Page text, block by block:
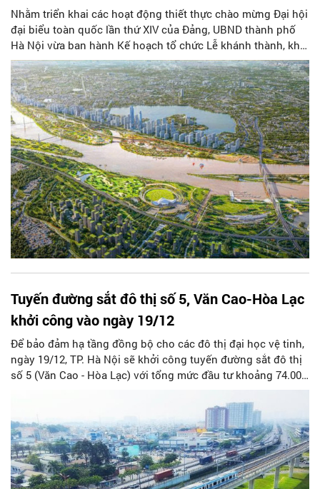
Nhằm triển khai các hoạt động thiết thực chào mừng Đại hội
đại biểu toàn quốc lần thứ XIV của Đảng, UBND thành phố
Hà Nội vừa ban hành Kế hoạch tổ chức Lễ khánh thành, khởi
công các dự án đầu tư, công trình xây dựng quy mô lớn, có ý
nghĩa quan trọng trên địa bàn Thành phố.
Tuyến đường sắt đô thị số 5, Văn Cao-Hòa Lạc
khởi công vào ngày 19/12
Để bảo đảm hạ tầng đồng bộ cho các đô thị đại học vệ tinh,
ngày 19/12, TP. Hà Nội sẽ khởi công tuyến đường sắt đô thị
số 5 (Văn Cao - Hòa Lạc) với tổng mức đầu tư khoảng 74.000
tỷ đồng, dự kiến hoàn thành và đưa vào khai thác trước năm